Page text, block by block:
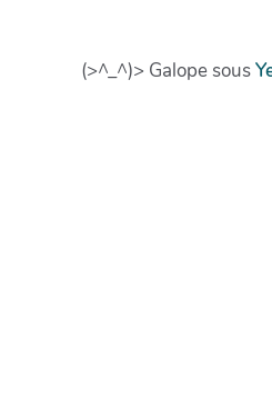
(>^_^)> Galope sous